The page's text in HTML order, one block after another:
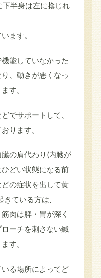
下半身は左に捻じれ
ます。
能していなかった
、動きが悪くなっ
す。
でサポートして、
ります。
の肩代わり(内臓が
どい状態になる前
の症状を出して黄
ている方は、
肉は脾・胃が深く
ーチを刺さない鍼
す。
る場所によってど